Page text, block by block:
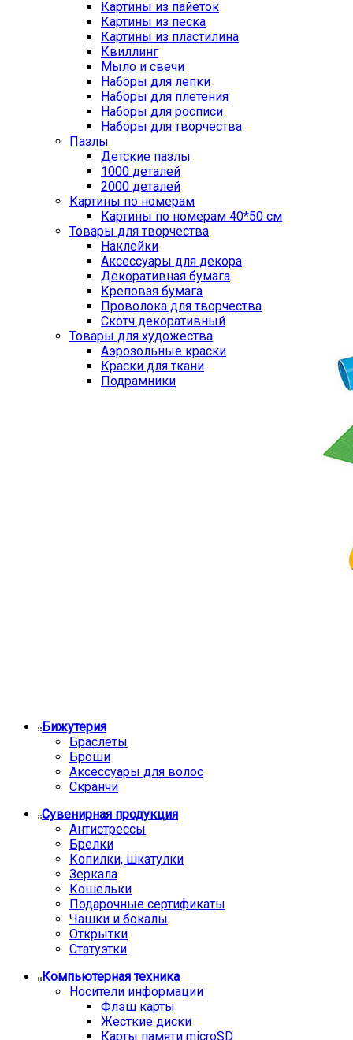
Картины из пайеток
Картины из песка
Картины из пластилина
Квиллинг
Мыло и свечи
Наборы для лепки
Наборы для плетения
Наборы для росписи
Наборы для творчества
Пазлы
Детские пазлы
1000 деталей
2000 деталей
Картины по номерам
Картины по номерам 40*50 см
Товары для творчества
Наклейки
Аксессуары для декора
Декоративная бумага
Креповая бумага
Проволока для творчества
Скотч декоративный
Товары для художества
Аэрозольные краски
Краски для ткани
Подрамники
Бижутерия
Браслеты
Броши
Аксессуары для волос
Скранчи
Сувенирная продукция
Антистрессы
Брелки
Копилки, шкатулки
Зеркала
Кошельки
Подарочные сертификаты
Чашки и бокалы
Открытки
Статуэтки
Компьютерная техника
Носители информации
Флэш карты
Жесткие диски
Карты памяти microSD